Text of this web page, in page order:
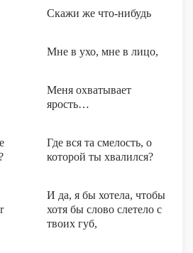
Скажи же что-нибудь
Мне в ухо, мне в лицо,
Меня охватывает
ярость…
Где вся та смелость, о
которой ты хвалился?
И да, я бы хотела, чтобы
хотя бы слово слетело с
твоих губ,